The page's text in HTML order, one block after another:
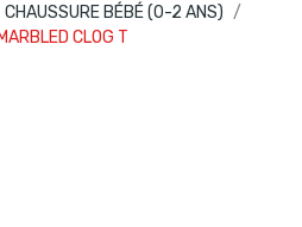
CHAUSSURE BÉBÉ (0-2 ANS)
CLOG T